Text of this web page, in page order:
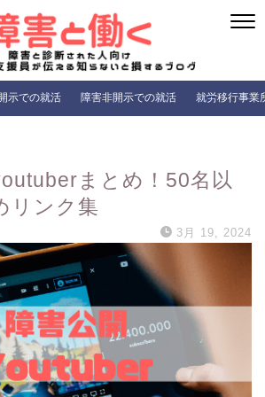
示での就活 障害非開示での就活 就労移行事業
まとめ！50名以
リンク集
3月 19, 2024